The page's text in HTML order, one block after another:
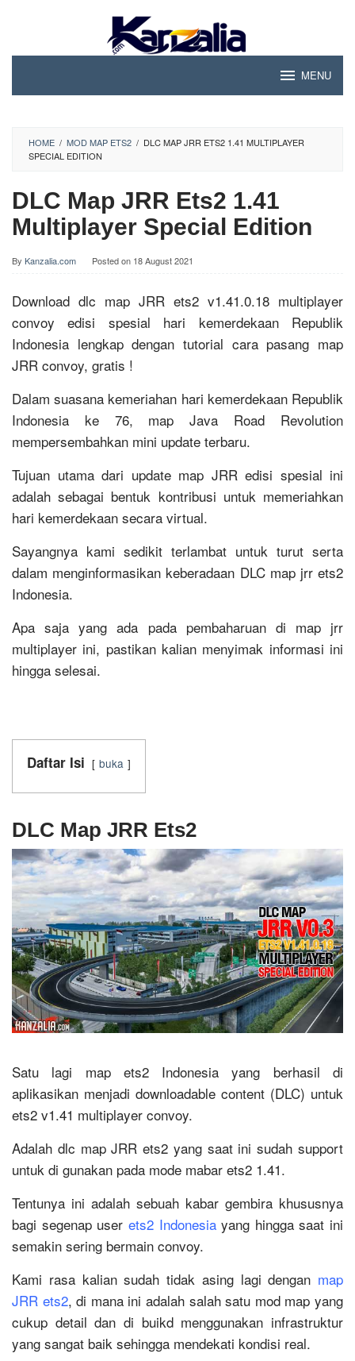
content
MENU
HOME / MOD MAP ETS2 / DLC MAP JRR ETS2 1.41 MULTIPLAYER
SPECIAL EDITION
DLC Map JRR Ets2 1.41
Multiplayer Special Edition
By Kanzalia.com Posted on 18 August 2021
Download dlc map JRR ets2 v1.41.0.18 multiplayer
convoy edisi spesial hari kemerdekaan Republik
Indonesia lengkap dengan tutorial cara pasang map
JRR convoy, gratis !
Dalam suasana kemeriahan hari kemerdekaan Republik
Indonesia ke 76, map Java Road Revolution
mempersembahkan mini update terbaru.
Tujuan utama dari update map JRR edisi spesial ini
adalah sebagai bentuk kontribusi untuk memeriahkan
hari kemerdekaan secara virtual.
Sayangnya kami sedikit terlambat untuk turut serta
dalam menginformasikan keberadaan DLC map jrr ets2
Indonesia.
Apa saja yang ada pada pembaharuan di map jrr
multiplayer ini, pastikan kalian menyimak informasi ini
hingga selesai.
Daftar Isi buka
DLC Map JRR Ets2
Satu lagi map ets2 Indonesia yang berhasil di
aplikasikan menjadi downloadable content (DLC) untuk
ets2 v1.41 multiplayer convoy.
Adalah dlc map JRR ets2 yang saat ini sudah support
untuk di gunakan pada mode mabar ets2 1.41.
Tentunya ini adalah sebuah kabar gembira khususnya
bagi segenap user ets2 Indonesiayang hingga saat ini
semakin sering bermain convoy.
Kami rasa kalian sudah tidak asing lagi dengan map
JRR ets2, di mana ini adalah salah satu mod map yang
cukup detail dan di buikd menggunakan infrastruktur
yang sangat baik sehingga mendekati kondisi real.